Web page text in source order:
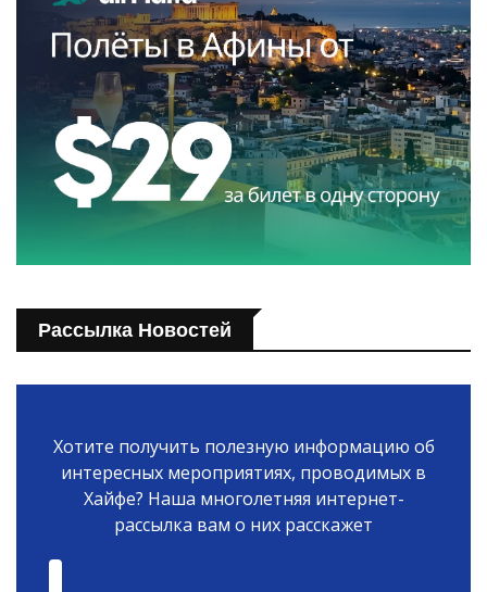
Рассылка Новостей
Хотите получить полезную информацию об
интересных мероприятиях, проводимых в
Хайфе? Наша многолетняя интернет-
рассылка вам о них расскажет